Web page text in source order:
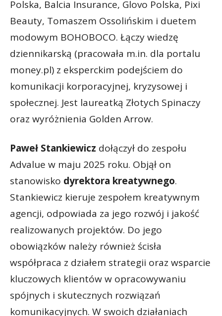
Polska, Balcia Insurance, Glovo Polska, Pixi
Beauty, Tomaszem Ossolińskim i duetem
modowym BOHOBOCO. Łączy wiedzę
dziennikarską (pracowała m.in. dla portalu
money.pl) z eksperckim podejściem do
komunikacji korporacyjnej, kryzysowej i
społecznej. Jest laureatką Złotych Spinaczy
oraz wyróżnienia Golden Arrow.
Paweł Stankiewicz dołączył do zespołu
Advalue w maju 2025 roku. Objął on
stanowisko dyrektora kreatywnego.
Stankiewicz kieruje zespołem kreatywnym
agencji, odpowiada za jego rozwój i jakość
realizowanych projektów. Do jego
obowiązków należy również ścisła
współpraca z działem strategii oraz wsparcie
kluczowych klientów w opracowywaniu
spójnych i skutecznych rozwiązań
komunikacyjnych. W swoich działaniach